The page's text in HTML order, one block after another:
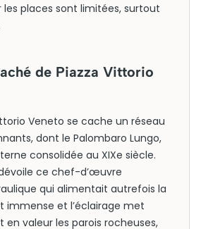
les places sont limitées, surtout
de Piazza Vittorio
Veneto se cache un réseau
dont le Palombaro Lungo,
consolidée au XIXe siècle.
ce chef-d’œuvre
qui alimentait autrefois la
immense et l’éclairage met
valeur les parois rocheuses,